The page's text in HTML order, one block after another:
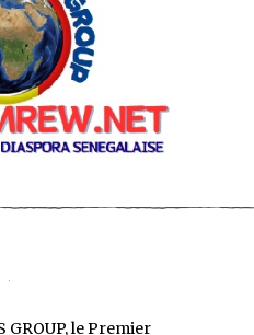
GROUP, le Premier